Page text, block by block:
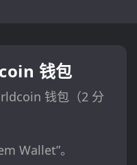
钱包
钱包（2 分
Wallet”。